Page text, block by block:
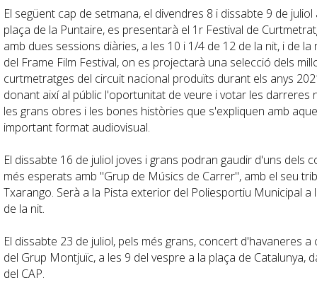
El següent cap de setmana, el divendres 8 i dissabte 9 de juliol
plaça de la Puntaire, es presentarà el 1r Festival de
amb dues sessions diàries, a les 10 i 1/4 de 12 de la nit, i de la
del Frame Film Festival, on es projectarà una selecció dels
curtmetratges del circuit nacional produïts durant els anys
donant així al públic l'oportunitat de veure i votar les darreres
les grans obres i les bones històries que s'expliquen amb
important format audiovisual.
El dissabte 16 de juliol joves i grans podran gaudir d'uns dels
més esperats amb "Grup de Músics de Carrer", amb el seu
Txarango. Serà a la Pista exterior del Poliesportiu Municipal a
de la nit.
El dissabte 23 de juliol, pels més grans, concert d'havaneres a
del Grup Montjuïc, a les 9 del vespre a la plaça de Catalunya,
del CAP.